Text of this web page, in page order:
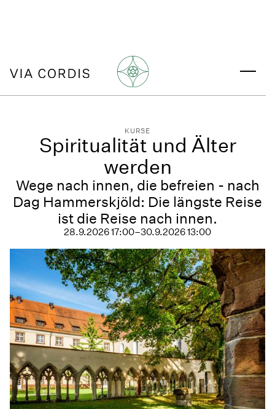
KURSE
Spiritualität und Älter
werden
Wege nach innen, die befreien - nach
Dag Hammerskjöld: Die längste Reise
ist die Reise nach innen.
28.9.2026 17:00–30.9.2026 13:00